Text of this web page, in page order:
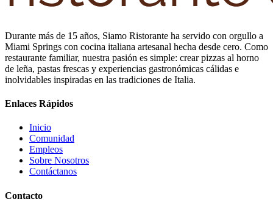
Durante más de 15 años, Siamo Ristorante ha servido con orgullo a
Miami Springs con cocina italiana artesanal hecha desde cero. Como
restaurante familiar, nuestra pasión es simple: crear pizzas al horno
de leña, pastas frescas y experiencias gastronómicas cálidas e
inolvidables inspiradas en las tradiciones de Italia.
Enlaces Rápidos
Inicio
Comunidad
Empleos
Sobre Nosotros
Contáctanos
Contacto